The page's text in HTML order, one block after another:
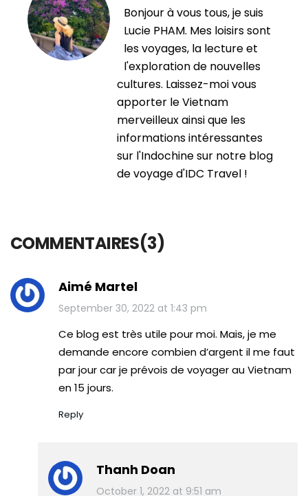
Bonjour à vous tous, je suis
Lucie PHAM. Mes loisirs sont
les voyages, la lecture et
l'exploration de nouvelles
cultures. Laissez-moi vous
apporter le Vietnam
merveilleux ainsi que les
informations intéressantes
sur l'Indochine sur notre blog
de voyage d'IDC Travel !
COMMENTAIRES(3)
Aimé Martel
September 30, 2022 at 1:43 pm
Ce blog est très utile pour moi. Mais, je me
demande encore combien d’argent il me faut
par jour car je prévois de voyager au Vietnam
en 15 jours.
Reply
Thanh Doan
October 1, 2022 at 9:51 am